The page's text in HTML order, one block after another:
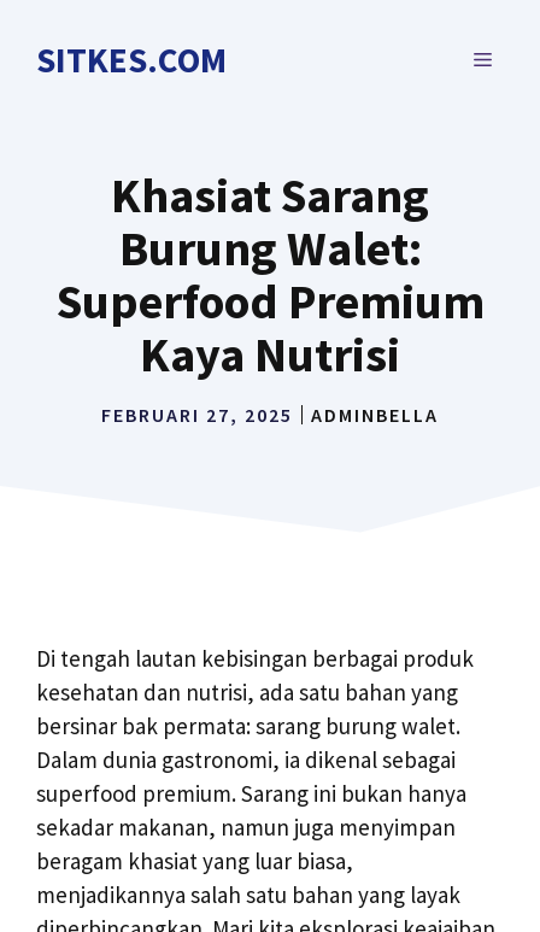
SITKES.COM MENU
Khasiat Sarang
Burung Walet:
Superfood Premium
Kaya Nutrisi
FEBRUARI 27, 2025 ADMINBELLA
Di tengah lautan kebisingan berbagai produk
kesehatan dan nutrisi, ada satu bahan yang
bersinar bak permata: sarang burung walet.
Dalam dunia gastronomi, ia dikenal sebagai
superfood premium. Sarang ini bukan hanya
sekadar makanan, namun juga menyimpan
beragam khasiat yang luar biasa,
menjadikannya salah satu bahan yang layak